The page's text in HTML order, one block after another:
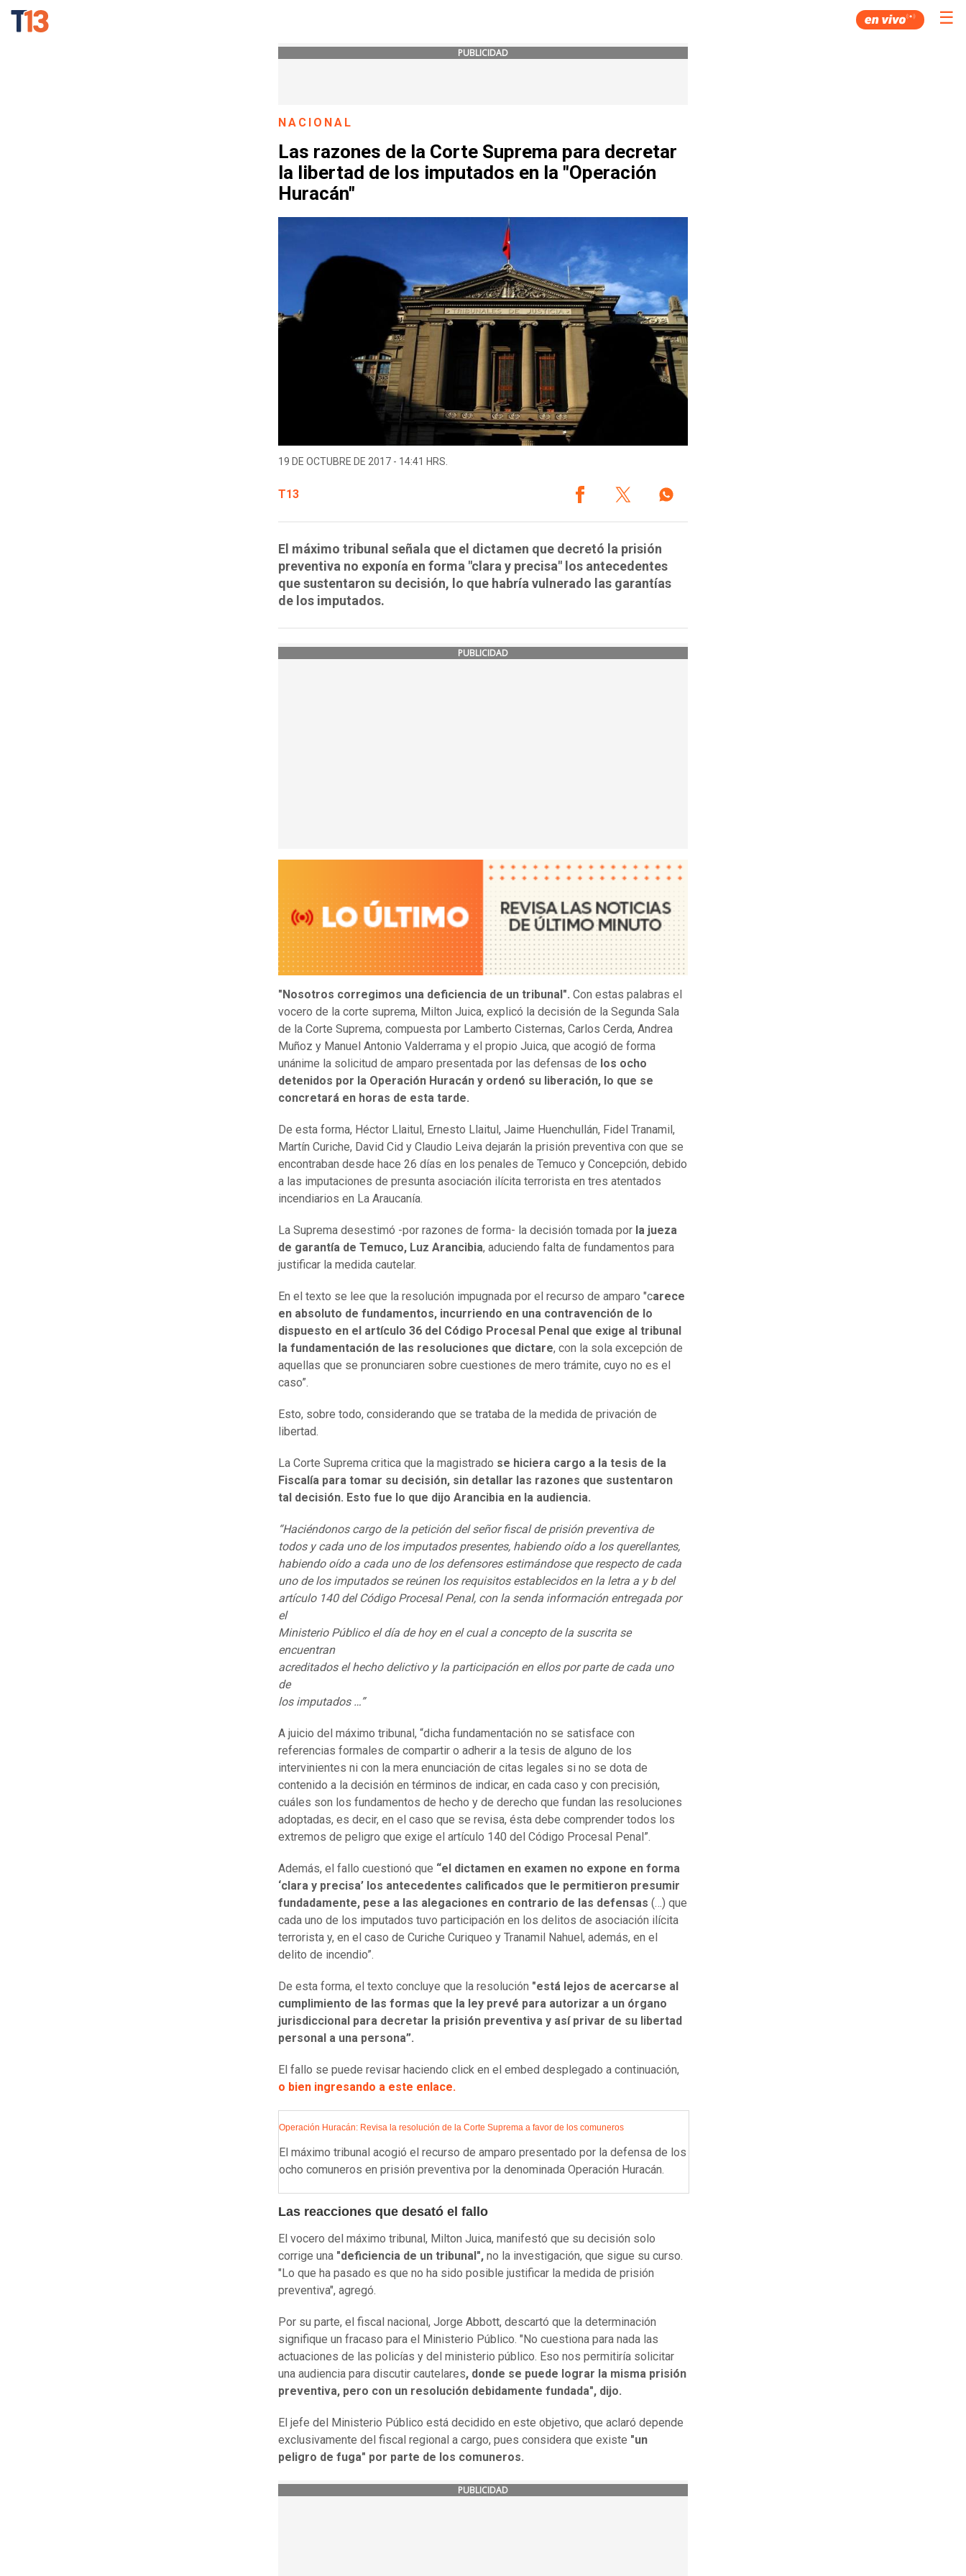
☰
PUBLICIDAD
NACIONAL
Las razones de la Corte Suprema para decretar
la libertad de los imputados en la "Operación
Huracán"
19 DE OCTUBRE DE 2017 - 14:41 HRS.
T13
El máximo tribunal señala que el dictamen que decretó la prisión
preventiva no exponía en forma "clara y precisa" los antecedentes
que sustentaron su decisión, lo que habría vulnerado las garantías
de los imputados.
PUBLICIDAD
"Nosotros corregimos una deficiencia de un tribunal". Con estas palabras el
vocero de la corte suprema, Milton Juica, explicó la decisión de la Segunda Sala
de la Corte Suprema, compuesta por Lamberto Cisternas, Carlos Cerda, Andrea
Muñoz y Manuel Antonio Valderrama y el propio Juica, que acogió de forma
unánime la solicitud de amparo presentada por las defensas de los ocho
detenidos por la Operación Huracán y ordenó su liberación, lo que se
concretará en horas de esta tarde.
De esta forma, Héctor Llaitul, Ernesto Llaitul, Jaime Huenchullán, Fidel Tranamil,
Martín Curiche, David Cid y Claudio Leiva dejarán la prisión preventiva con que se
encontraban desde hace 26 días en los penales de Temuco y Concepción, debido
a las imputaciones de presunta asociación ilícita terrorista en tres atentados
incendiarios en La Araucanía.
La Suprema desestimó -por razones de forma- la decisión tomada por la jueza
de garantía de Temuco, Luz Arancibia, aduciendo falta de fundamentos para
justificar la medida cautelar.
En el texto se lee que la resolución impugnada por el recurso de amparo "carece
en absoluto de fundamentos, incurriendo en una contravención de lo
dispuesto en el artículo 36 del Código Procesal Penal que exige al tribunal
la fundamentación de las resoluciones que dictare, con la sola excepción de
aquellas que se pronunciaren sobre cuestiones de mero trámite, cuyo no es el
caso”.
Esto, sobre todo, considerando que se trataba de la medida de privación de
libertad.
La Corte Suprema critica que la magistrado se hiciera cargo a la tesis de la
Fiscalía para tomar su decisión, sin detallar las razones que sustentaron
tal decisión. Esto fue lo que dijo Arancibia en la audiencia.
“Haciéndonos cargo de la petición del señor fiscal de prisión preventiva de
todos y cada uno de los imputados presentes, habiendo oído a los querellantes,
habiendo oído a cada uno de los defensores estimándose que respecto de cada
uno de los imputados se reúnen los requisitos establecidos en la letra a y b del
artículo 140 del Código Procesal Penal, con la senda información entregada por
el
Ministerio Público el día de hoy en el cual a concepto de la suscrita se
encuentran
acreditados el hecho delictivo y la participación en ellos por parte de cada uno
de
los imputados …”
A juicio del máximo tribunal, “dicha fundamentación no se satisface con
referencias formales de compartir o adherir a la tesis de alguno de los
intervinientes ni con la mera enunciación de citas legales si no se dota de
contenido a la decisión en términos de indicar, en cada caso y con precisión,
cuáles son los fundamentos de hecho y de derecho que fundan las resoluciones
adoptadas, es decir, en el caso que se revisa, ésta debe comprender todos los
extremos de peligro que exige el artículo 140 del Código Procesal Penal”.
Además, el fallo cuestionó que “el dictamen en examen no expone en forma
‘clara y precisa’ los antecedentes calificados que le permitieron presumir
fundadamente, pese a las alegaciones en contrario de las defensas (…) que
cada uno de los imputados tuvo participación en los delitos de asociación ilícita
terrorista y, en el caso de Curiche Curiqueo y Tranamil Nahuel, además, en el
delito de incendio”.
De esta forma, el texto concluye que la resolución "está lejos de acercarse al
cumplimiento de las formas que la ley prevé para autorizar a un órgano
jurisdiccional para decretar la prisión preventiva y así privar de su libertad
personal a una persona”.
El fallo se puede revisar haciendo click en el embed desplegado a continuación,
o bien ingresando a este enlace.
Operación Huracán: Revisa la resolución de la Corte Suprema a favor de los comuneros
El máximo tribunal acogió el recurso de amparo presentado por la defensa de los
ocho comuneros en prisión preventiva por la denominada Operación Huracán.
Las reacciones que desató el fallo
El vocero del máximo tribunal, Milton Juica, manifestó que su decisión solo
corrige una "deficiencia de un tribunal", no la investigación, que sigue su curso.
"Lo que ha pasado es que no ha sido posible justificar la medida de prisión
preventiva", agregó.
Por su parte, el fiscal nacional, Jorge Abbott, descartó que la determinación
signifique un fracaso para el Ministerio Público. "No cuestiona para nada las
actuaciones de las policías y del ministerio público. Eso nos permitiría solicitar
una audiencia para discutir cautelares, donde se puede lograr la misma prisión
preventiva, pero con un resolución debidamente fundada", dijo.
El jefe del Ministerio Público está decidido en este objetivo, que aclaró depende
exclusivamente del fiscal regional a cargo, pues considera que existe "un
peligro de fuga" por parte de los comuneros.
PUBLICIDAD